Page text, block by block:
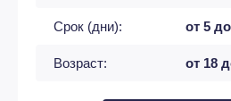
Срок (дни): от 5
Возраст: от 18